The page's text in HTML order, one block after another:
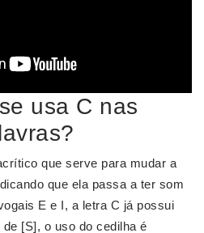
usa C nas
que serve para mudar a
que ela passa a ter som
E e I, a letra C já possui
[S], o uso do cedilha é